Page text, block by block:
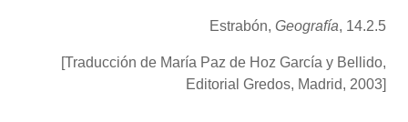
Estrabón, Geografía, 14.2.5
[Traducción de María Paz de Hoz García y Bellido,
Editorial Gredos, Madrid, 2003]